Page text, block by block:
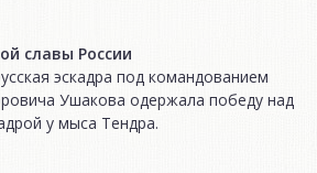
славы России
эскадра под командованием
Ушакова одержала победу над
у мыса Тендра.